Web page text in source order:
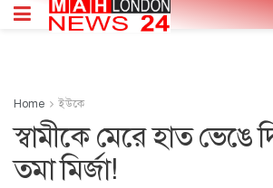
Home ইউকে
স্বামীকে মেরে হাত ভেঙে
তমা মির্জা!